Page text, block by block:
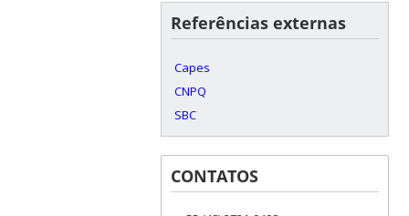
Referências externas
Capes
CNPQ
SBC
CONTATOS